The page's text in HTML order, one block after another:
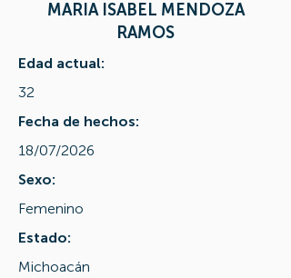
MARIA ISABEL MENDOZA
RAMOS
Edad actual:
32
Fecha de hechos:
18/07/2026
Sexo:
Femenino
Estado:
Michoacán